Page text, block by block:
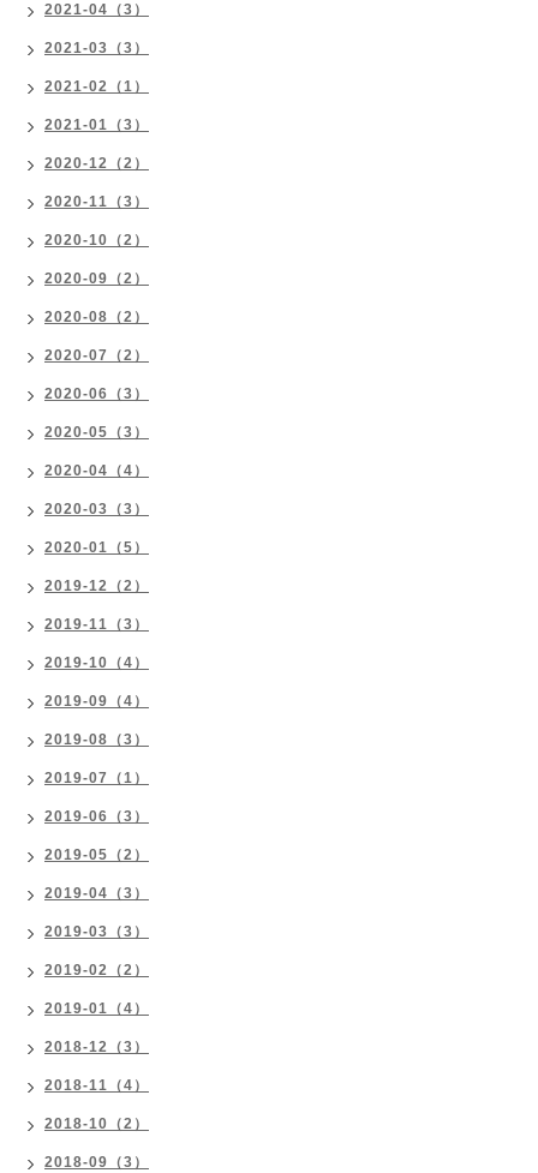
2021-04（3）
2021-03（3）
2021-02（1）
2021-01（3）
2020-12（2）
2020-11（3）
2020-10（2）
2020-09（2）
2020-08（2）
2020-07（2）
2020-06（3）
2020-05（3）
2020-04（4）
2020-03（3）
2020-01（5）
2019-12（2）
2019-11（3）
2019-10（4）
2019-09（4）
2019-08（3）
2019-07（1）
2019-06（3）
2019-05（2）
2019-04（3）
2019-03（3）
2019-02（2）
2019-01（4）
2018-12（3）
2018-11（4）
2018-10（2）
2018-09（3）